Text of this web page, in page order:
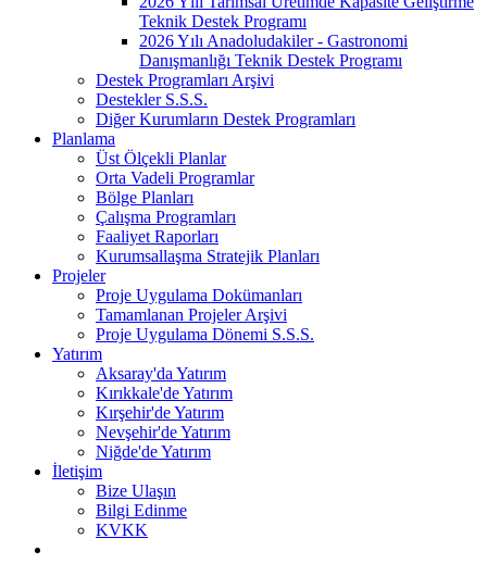
Teknik Destek Programı
2026 Yılı Anadoludakiler - Gastronomi
Danışmanlığı Teknik Destek Programı
Destek Programları Arşivi
Destekler S.S.S.
Diğer Kurumların Destek Programları
Planlama
Üst Ölçekli Planlar
Orta Vadeli Programlar
Bölge Planları
Çalışma Programları
Faaliyet Raporları
Kurumsallaşma Stratejik Planları
Projeler
Proje Uygulama Dokümanları
Tamamlanan Projeler Arşivi
Proje Uygulama Dönemi S.S.S.
Yatırım
Aksaray'da Yatırım
Kırıkkale'de Yatırım
Kırşehir'de Yatırım
Nevşehir'de Yatırım
Niğde'de Yatırım
İletişim
Bize Ulaşın
Bilgi Edinme
KVKK